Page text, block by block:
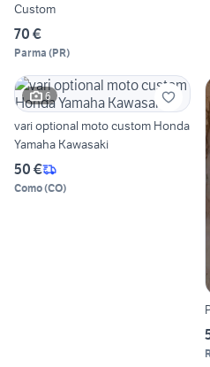
Custom
70 €
Parma (PR)
6
vari optional moto custom Honda
Yamaha Kawasaki
50 €
Como(CO)